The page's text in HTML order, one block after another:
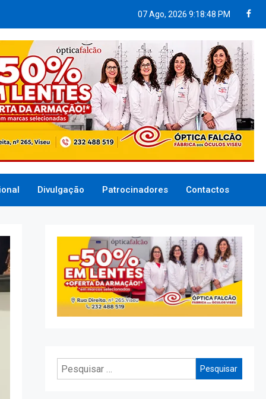
07 Ago, 2026 9:18:49 PM
Divulgação Patrocinadores Contactos
Pesquisar
por: